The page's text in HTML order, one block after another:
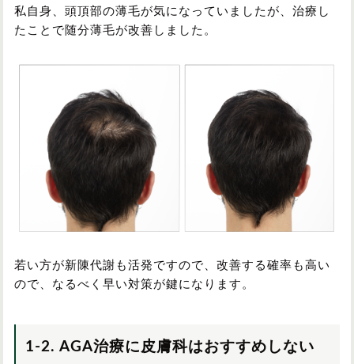
私自身、頭頂部の薄毛が気になっていましたが、治療し
たことで随分薄毛が改善しました。
若い方が新陳代謝も活発ですので、改善する確率も高い
ので、なるべく早い対策が鍵になります。
1-2. AGA治療に皮膚科はおすすめしない